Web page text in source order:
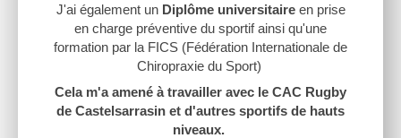
J'ai également unDiplôme universitaireen prise
en charge préventive du sportif ainsi qu'une
formation par la FICS (Fédération Internationale de
Chiropraxie du Sport)
Cela m'a amené à travailler avec le CAC Rugby
de Castelsarrasin et d'autres sportifs de hauts
niveaux.